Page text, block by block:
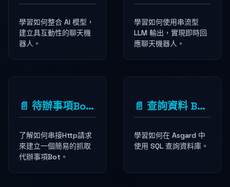
學習如何整合 AI 模型，
建立具互動性的聊天機
器人。
學習如何使用串流型
LLM 輸出，實現即時回
應聊天機器人。
📄️ 待辦事項Bot-透過Http請求
了解如何串接Http請求
來建立一個簡易的抓取
代辦事項Bot。
📄️ 查詢資料 Bot - SQL
學習如何在 Asgard 中
使用 SQL 查詢資料庫。